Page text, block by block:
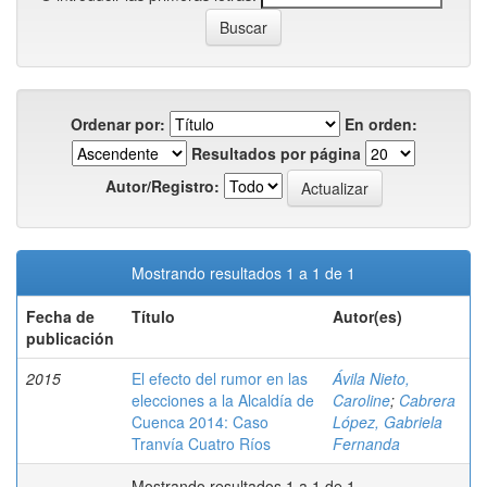
Ordenar por:
En orden:
Resultados por página
Autor/Registro:
Mostrando resultados 1 a 1 de 1
Fecha de
publicación
Título Autor(es)
2015
El efecto del rumor en las
elecciones a la Alcaldía de
Cuenca 2014: Caso
Tranvía Cuatro Ríos
Ávila Nieto,
Caroline; Cabrera
López, Gabriela
Fernanda